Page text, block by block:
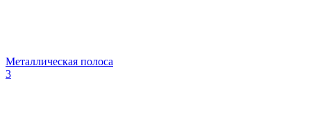
Металлическая полоса
3